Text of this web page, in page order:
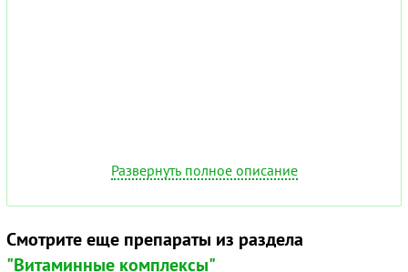
Развернуть полное описание
Смотрите еще препараты из раздела
"Витаминные комплексы"